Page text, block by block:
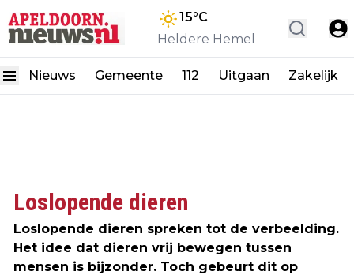
15°C
Heldere Hemel
Nieuws Gemeente 112 Uitgaan Zakelijk
Loslopende dieren
Loslopende dieren spreken tot de verbeelding.
Het idee dat dieren vrij bewegen tussen
mensen is bijzonder. Toch gebeurt dit op